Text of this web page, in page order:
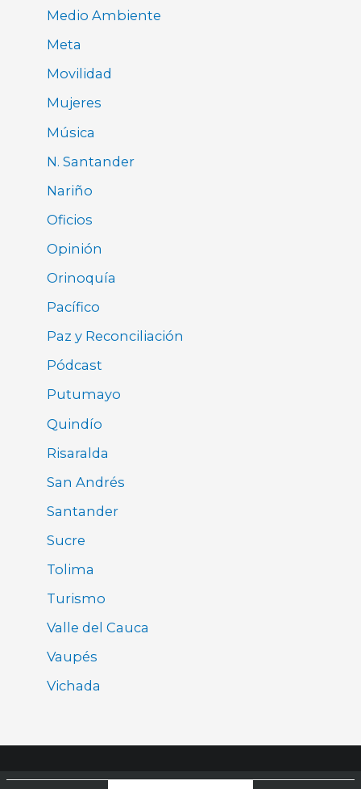
Medio Ambiente
Meta
Movilidad
Mujeres
Música
N. Santander
Nariño
Oficios
Opinión
Orinoquía
Pacífico
Paz y Reconciliación
Pódcast
Putumayo
Quindío
Risaralda
San Andrés
Santander
Sucre
Tolima
Turismo
Valle del Cauca
Vaupés
Vichada